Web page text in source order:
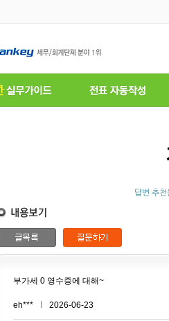
답변 추
부가세 0 영수증에 대해~
eh*** 2026-06-23